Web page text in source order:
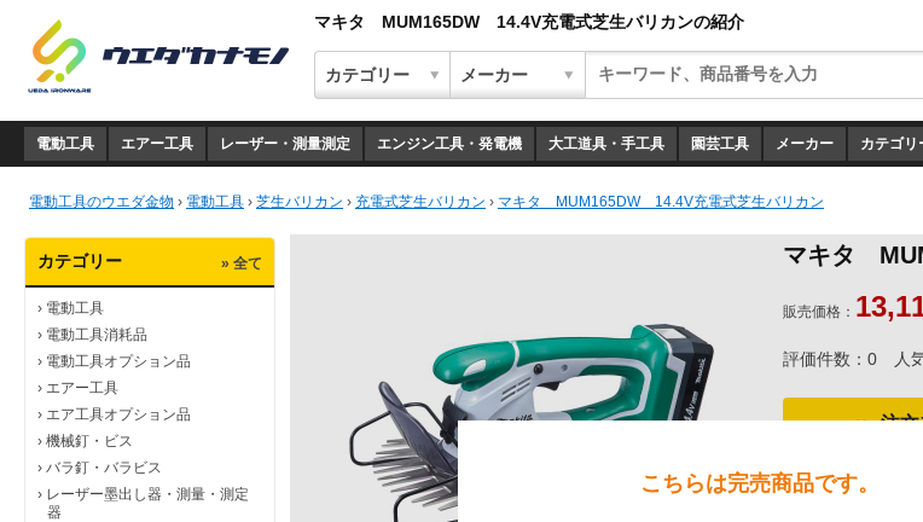
マキタ MUM165DW 14.4V充電式芝生バリカンの紹介
電動工具 エアー工具 レーザー・測量測定 エンジン工具・発電機 大工道具・手工具 園芸工具 メーカー カテゴリ
電動工具のウエダ金物 › 電動工具 › 芝生バリカン › 充電式芝生バリカン › マキタ MUM165DW 14.4V充電式芝生バリカン
カテゴリー » 全て
› 電動工具
› 電動工具消耗品
› 電動工具オプション品
› エアー工具
› エア工具オプション品
› 機械釘・ビス
› バラ釘・バラビス
› レーザー墨出し器・測量・測定
器
マキタ
販売価格：
評価件数：0 人
注
銀行振込、代引、コン
ご確認ください。
こちらは完売商品です。